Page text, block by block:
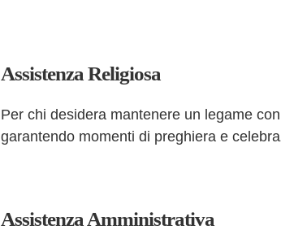
Assistenza Religiosa
Per chi desidera mantenere un legame
garantendo momenti di preghiera e
Assistenza Amministrativa